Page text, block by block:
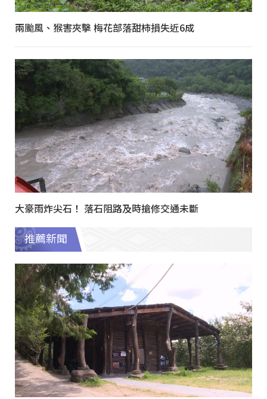
兩颱風、猴害夾擊 梅花部落甜柿損失近6成
大豪雨炸尖石！ 落石阻路及時搶修交通未斷
推薦新聞